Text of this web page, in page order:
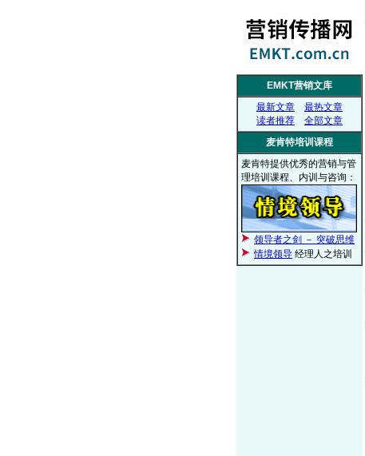
EMKT营销文库
最新文章
最热文章
读者推荐
全部文章
麦肯特培训课程
麦肯特提供优秀的营销与管
理培训课程、内训与咨询：
领导者之剑 － 突破思维
情境领导 经理人之培训